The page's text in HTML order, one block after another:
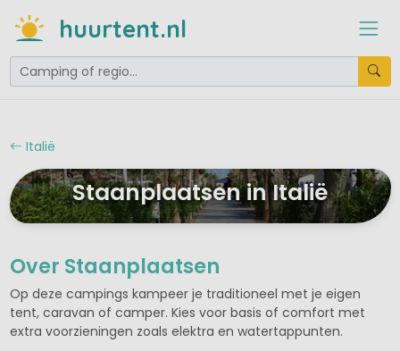
huurtent.nl
Italië
Staanplaatsen in Italië
Over Staanplaatsen
Op deze campings kampeer je traditioneel met je eigen
tent, caravan of camper. Kies voor basis of comfort met
extra voorzieningen zoals elektra en watertappunten.